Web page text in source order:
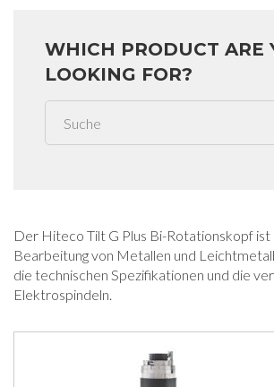
WHICH PRODUCT ARE
LOOKING FOR?
Der Hiteco Tilt G Plus Bi-Rotationskopf ist
Bearbeitung von Metallen und
die technischen Spezifikationen und die
Elektrospindeln.